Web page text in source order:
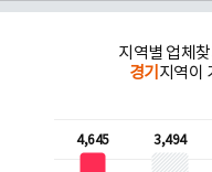
지역별 업체
경기 지역이
4,645 3,494